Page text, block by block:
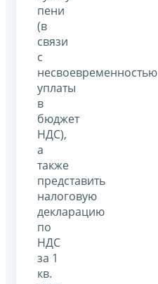
пени
(в
связи
с
несвоевременностью
уплаты
в
бюджет
НДС),
а
также
представить
налоговую
декларацию
по
НДС
за 1
кв.